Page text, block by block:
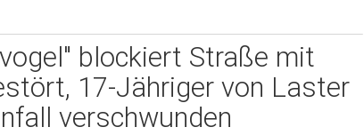
blockiert Straße mit
17-Jähriger von Laster
verschwunden